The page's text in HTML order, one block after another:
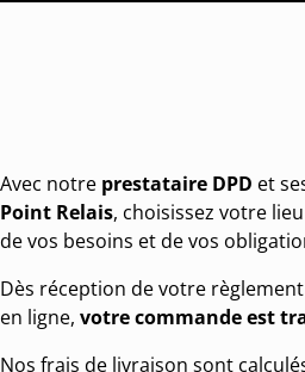
Avec notre prestataire DPD et
Point Relais, choisissez votre
de vos besoins et de vos
Dès réception de votre
en ligne, votre commande est
Nos frais de livraison sont